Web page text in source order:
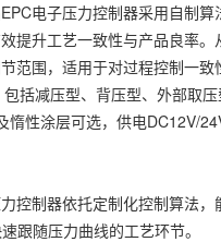
电子压力控制器采用自制
提升工艺一致性与产品良率
范围，适用于对过程控制一致
减压型、背压型、外部取
性涂层可选，供电DC12V/
制器依托定制化控制算法，
跟随压力曲线的工艺环节。